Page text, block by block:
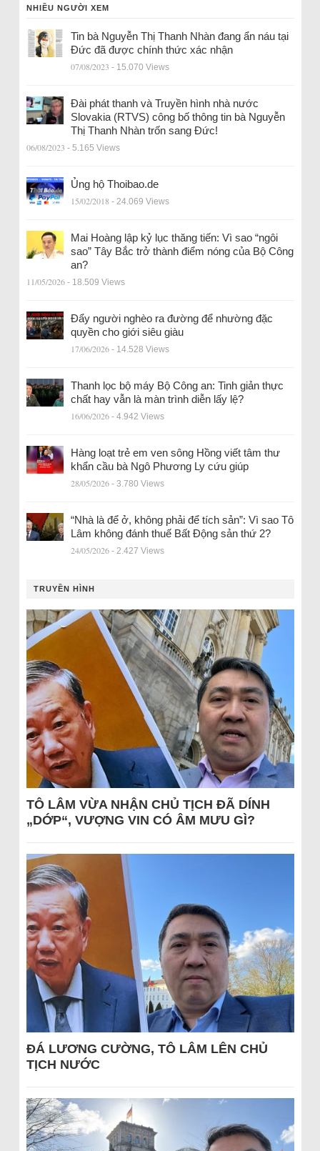
NHIỀU NGƯỜI XEM
Tin bà Nguyễn Thị Thanh Nhàn đang ẩn náu tại
Đức đã được chính thức xác nhận
07/08/2023 - 15.070 Views
Đài phát thanh và Truyền hình nhà nước
Slovakia (RTVS) công bố thông tin bà Nguyễn
Thị Thanh Nhàn trốn sang Đức!
06/08/2023 - 5.165 Views
Ủng hộ Thoibao.de
15/02/2018 - 24.069 Views
Mai Hoàng lập kỷ lục thăng tiến: Vì sao “ngôi
sao” Tây Bắc trở thành điểm nóng của Bộ Công
an?
11/05/2026 - 18.509 Views
Đẩy người nghèo ra đường để nhường đặc
quyền cho giới siêu giàu
17/06/2026 - 14.528 Views
Thanh lọc bộ máy Bộ Công an: Tinh giản thực
chất hay vẫn là màn trình diễn lấy lệ?
16/06/2026 - 4.942 Views
Hàng loạt trẻ em ven sông Hồng viết tâm thư
khẩn cầu bà Ngô Phương Ly cứu giúp
28/05/2026 - 3.780 Views
“Nhà là để ở, không phải để tích sản”: Vì sao Tô
Lâm không đánh thuế Bất Động sản thứ 2?
24/05/2026 - 2.427 Views
TRUYỀN HÌNH
TÔ LÂM VỪA NHẬN CHỦ TỊCH ĐÃ DÍNH
„DỚP“, VƯỢNG VIN CÓ ÂM MƯU GÌ?
ĐÁ LƯƠNG CƯỜNG, TÔ LÂM LÊN CHỦ
TỊCH NƯỚC